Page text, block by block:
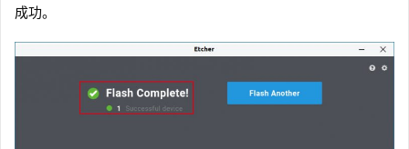
成功。